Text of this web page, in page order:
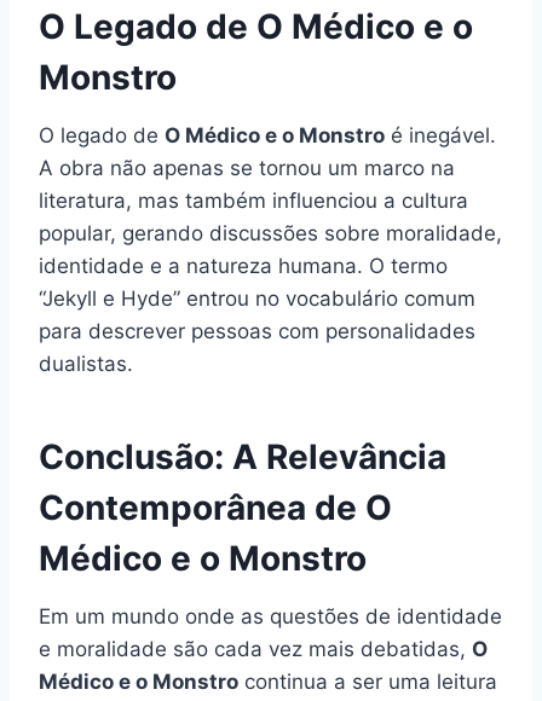
O Legado de O Médico e o
Monstro
O legado de O Médico e o Monstro é inegável.
A obra não apenas se tornou um marco na
literatura, mas também influenciou a cultura
popular, gerando discussões sobre moralidade,
identidade e a natureza humana. O termo
“Jekyll e Hyde” entrou no vocabulário comum
para descrever pessoas com personalidades
dualistas.
Conclusão: A Relevância
Contemporânea de O
Médico e o Monstro
Em um mundo onde as questões de identidade
e moralidade são cada vez mais debatidas, O
Médico e o Monstro continua a ser uma leitura